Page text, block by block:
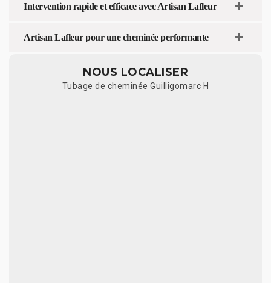
Intervention rapide et efficace avec Artisan Lafleur
Artisan Lafleur pour une cheminée performante
NOUS LOCALISER
Tubage de cheminée Guilligomarc H